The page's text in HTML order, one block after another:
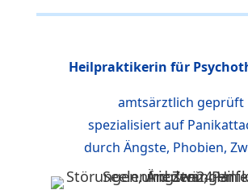
Heilpraktikerin für
amtsärztlich geprüft
spezialisiert auf
durch Ängste, Phobien,